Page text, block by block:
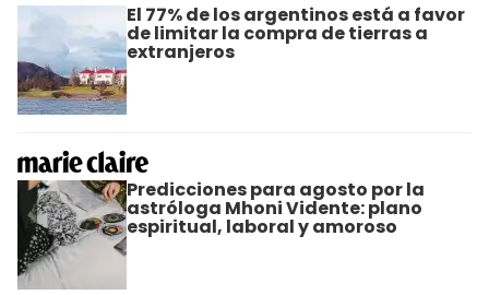
El 77% de los argentinos está a favor
de limitar la compra de tierras a
extranjeros
Predicciones para agosto por la
astróloga Mhoni Vidente: plano
espiritual, laboral y amoroso